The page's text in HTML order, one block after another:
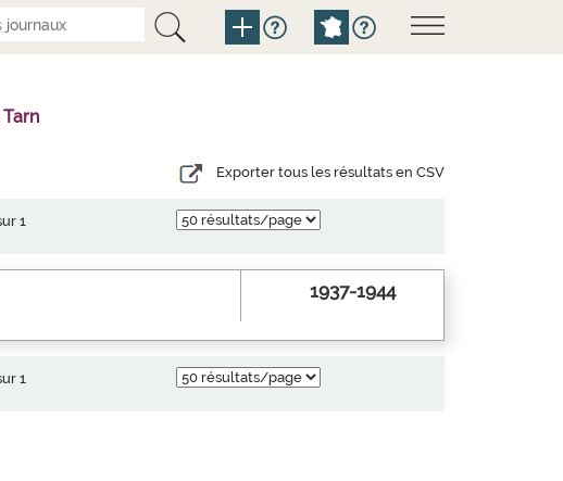
Exporter tous les résultats en CSV
1
1937-1944
1